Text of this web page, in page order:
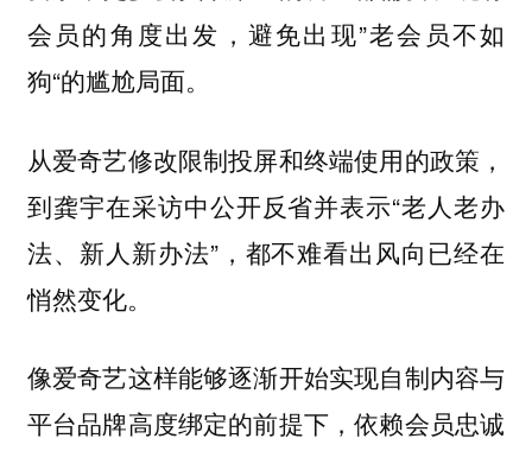
会员的角度出发，避免出现”老会员不如
狗“的尴尬局面。
从爱奇艺修改限制投屏和终端使用的政策，
到龚宇在采访中公开反省并表示“老人老办
法、新人新办法”，都不难看出风向已经在
悄然变化。
像爱奇艺这样能够逐渐开始实现自制内容与
平台品牌高度绑定的前提下，依赖会员忠诚